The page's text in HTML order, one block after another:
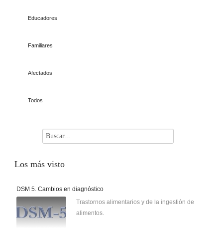
Educadores
Familiares
Afectados
Todos
Los más visto
DSM 5. Cambios en diagnóstico
Trastornos alimentarios y de la ingestión de
alimentos.